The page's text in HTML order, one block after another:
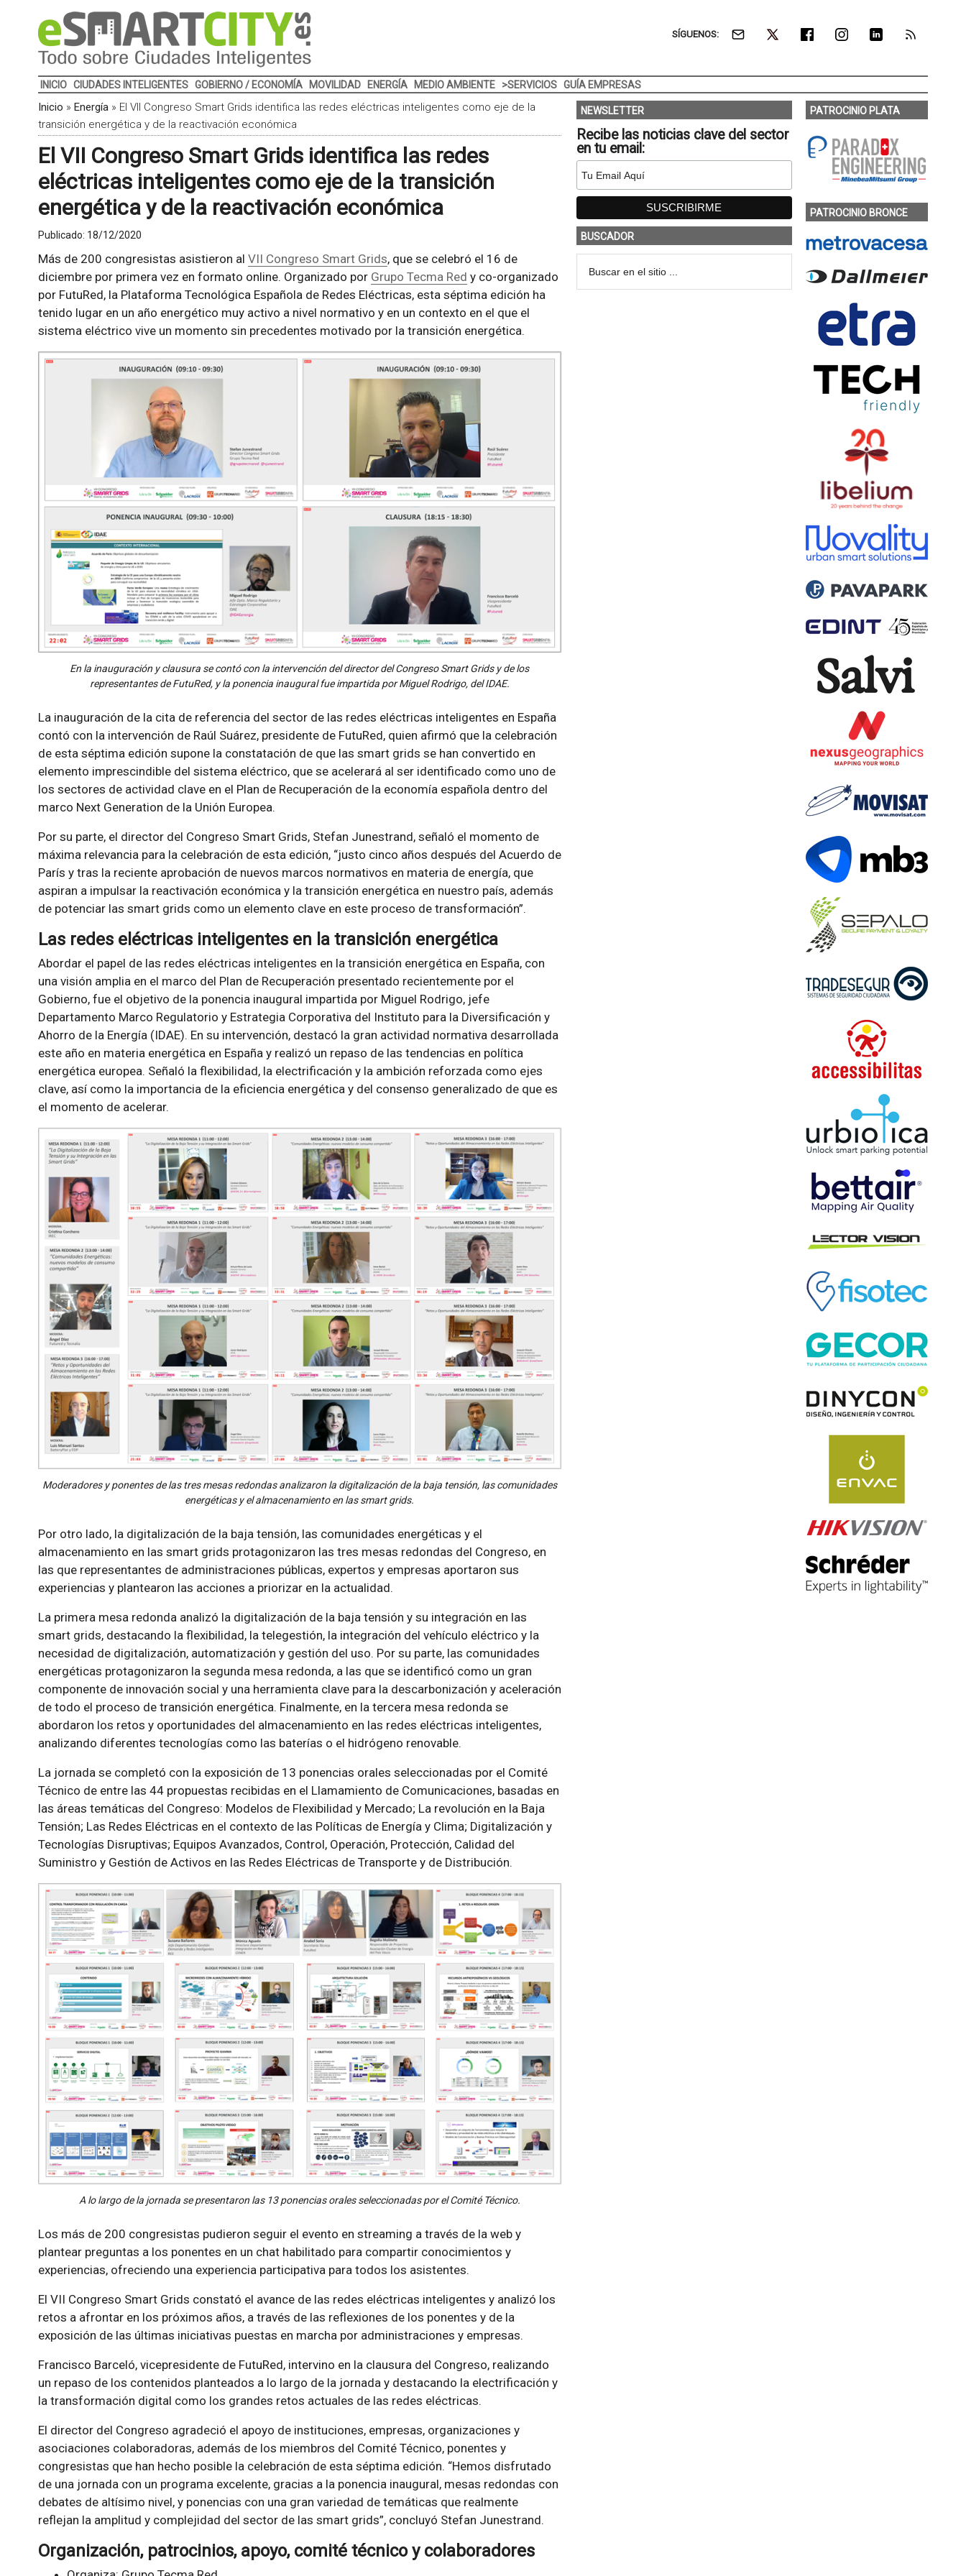
SÍGUENOS:
INICIO CIUDADES INTELIGENTES GOBIERNO / ECONOMÍA MOVILIDAD ENERGÍA MEDIO AMBIENTE >SERVICIOS GUÍA EMPRESAS
Inicio » Energía» El VII Congreso Smart Grids identifica las redes eléctricas inteligentes como eje de la
transición energética y de la reactivación económica
El VII Congreso Smart Grids identifica las redes
eléctricas inteligentes como eje de la transición
energética y de la reactivación económica
Publicado: 18/12/2020
Más de 200 congresistas asistieron al VII Congreso Smart Grids, que se celebró el 16 de
diciembre por primera vez en formato online. Organizado por Grupo Tecma Red y co-organizado
por FutuRed, la Plataforma Tecnológica Española de Redes Eléctricas, esta séptima edición ha
tenido lugar en un año energético muy activo a nivel normativo y en un contexto en el que el
sistema eléctrico vive un momento sin precedentes motivado por la transición energética.
En la inauguración y clausura se contó con la intervención del director del Congreso Smart Grids y de los
representantes de FutuRed, y la ponencia inaugural fue impartida por Miguel Rodrigo, del IDAE.
La inauguración de la cita de referencia del sector de las redes eléctricas inteligentes en España
contó con la intervención de Raúl Suárez, presidente de FutuRed, quien afirmó que la celebración
de esta séptima edición supone la constatación de que las smart grids se han convertido en
elemento imprescindible del sistema eléctrico, que se acelerará al ser identificado como uno de
los sectores de actividad clave en el Plan de Recuperación de la economía española dentro del
marco Next Generation de la Unión Europea.
Por su parte, el director del Congreso Smart Grids, Stefan Junestrand, señaló el momento de
máxima relevancia para la celebración de esta edición, “justo cinco años después del Acuerdo de
París y tras la reciente aprobación de nuevos marcos normativos en materia de energía, que
aspiran a impulsar la reactivación económica y la transición energética en nuestro país, además
de potenciar las smart grids como un elemento clave en este proceso de transformación”.
Las redes eléctricas inteligentes en la transición energética
Abordar el papel de las redes eléctricas inteligentes en la transición energética en España, con
una visión amplia en el marco del Plan de Recuperación presentado recientemente por el
Gobierno, fue el objetivo de la ponencia inaugural impartida por Miguel Rodrigo, jefe
Departamento Marco Regulatorio y Estrategia Corporativa del Instituto para la Diversificación y
Ahorro de la Energía (IDAE). En su intervención, destacó la gran actividad normativa desarrollada
este año en materia energética en España y realizó un repaso de las tendencias en política
energética europea. Señaló la flexibilidad, la electrificación y la ambición reforzada como ejes
clave, así como la importancia de la eficiencia energética y del consenso generalizado de que es
el momento de acelerar.
Moderadores y ponentes de las tres mesas redondas analizaron la digitalización de la baja tensión, las comunidades
energéticas y el almacenamiento en las smart grids.
Por otro lado, la digitalización de la baja tensión, las comunidades energéticas y el
almacenamiento en las smart grids protagonizaron las tres mesas redondas del Congreso, en
las que representantes de administraciones públicas, expertos y empresas aportaron sus
experiencias y plantearon las acciones a priorizar en la actualidad.
La primera mesa redonda analizó la digitalización de la baja tensión y su integración en las
smart grids, destacando la flexibilidad, la telegestión, la integración del vehículo eléctrico y la
necesidad de digitalización, automatización y gestión del uso. Por su parte, las comunidades
energéticas protagonizaron la segunda mesa redonda, a las que se identificó como un gran
componente de innovación social y una herramienta clave para la descarbonización y aceleración
de todo el proceso de transición energética. Finalmente, en la tercera mesa redonda se
abordaron los retos y oportunidades del almacenamiento en las redes eléctricas inteligentes,
analizando diferentes tecnologías como las baterías o el hidrógeno renovable.
La jornada se completó con la exposición de 13 ponencias orales seleccionadas por el Comité
Técnico de entre las 44 propuestas recibidas en el Llamamiento de Comunicaciones, basadas en
las áreas temáticas del Congreso: Modelos de Flexibilidad y Mercado; La revolución en la Baja
Tensión; Las Redes Eléctricas en el contexto de las Políticas de Energía y Clima; Digitalización y
Tecnologías Disruptivas; Equipos Avanzados, Control, Operación, Protección, Calidad del
Suministro y Gestión de Activos en las Redes Eléctricas de Transporte y de Distribución.
A lo largo de la jornada se presentaron las 13 ponencias orales seleccionadas por el Comité Técnico.
Los más de 200 congresistas pudieron seguir el evento en streaming a través de la web y
plantear preguntas a los ponentes en un chat habilitado para compartir conocimientos y
experiencias, ofreciendo una experiencia participativa para todos los asistentes.
El VII Congreso Smart Grids constató el avance de las redes eléctricas inteligentes y analizó los
retos a afrontar en los próximos años, a través de las reflexiones de los ponentes y de la
exposición de las últimas iniciativas puestas en marcha por administraciones y empresas.
Francisco Barceló, vicepresidente de FutuRed, intervino en la clausura del Congreso, realizando
un repaso de los contenidos planteados a lo largo de la jornada y destacando la electrificación y
la transformación digital como los grandes retos actuales de las redes eléctricas.
El director del Congreso agradeció el apoyo de instituciones, empresas, organizaciones y
asociaciones colaboradoras, además de los miembros del Comité Técnico, ponentes y
congresistas que han hecho posible la celebración de esta séptima edición. “Hemos disfrutado
de una jornada con un programa excelente, gracias a la ponencia inaugural, mesas redondas con
debates de altísimo nivel, y ponencias con una gran variedad de temáticas que realmente
reflejan la amplitud y complejidad del sector de las smart grids”, concluyó Stefan Junestrand.
Organización, patrocinios, apoyo, comité técnico y colaboradores
NEWSLETTER
Recibe las noticias clave del sector
en tu email:
BUSCADOR
PATROCINIO PLATA
PATROCINIO BRONCE